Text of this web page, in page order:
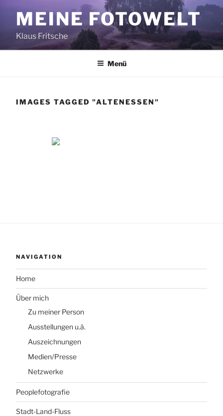
Inhalt
springenMEINE FOTOWELT
Klaus Fritsche
Menü
IMAGES TAGGED "ALTENESSEN"
NAVIGATION
Home
Über mich
Zu meiner Person
Ausstellungen u.ä.
Auszeichnungen
Medien/Presse
Netzwerke
Peoplefotografie
Stadt-Land-Fluss